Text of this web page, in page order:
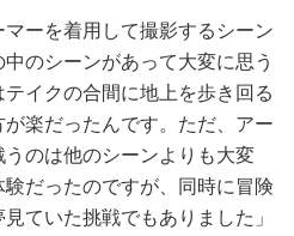
ーを着用して撮影するシーン
のシーンがあって大変に思う
イクの合間に地上を歩き回る
楽だったんです。ただ、アー
のは他のシーンよりも大変
だったのですが、同時に冒険
ていた挑戦でもありました」